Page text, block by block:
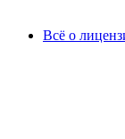
Всё о